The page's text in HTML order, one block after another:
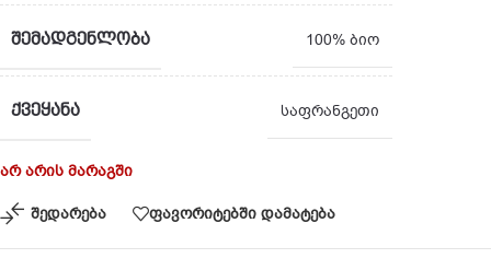
ᲨᲔᲛᲐᲓᲒᲔᲜᲚᲝᲑᲐ 100% ბიო
ᲥᲕᲔᲧᲐᲜᲐ საფრანგეთი
არ არის მარაგში
შედარება ფავორიტებში დამატება